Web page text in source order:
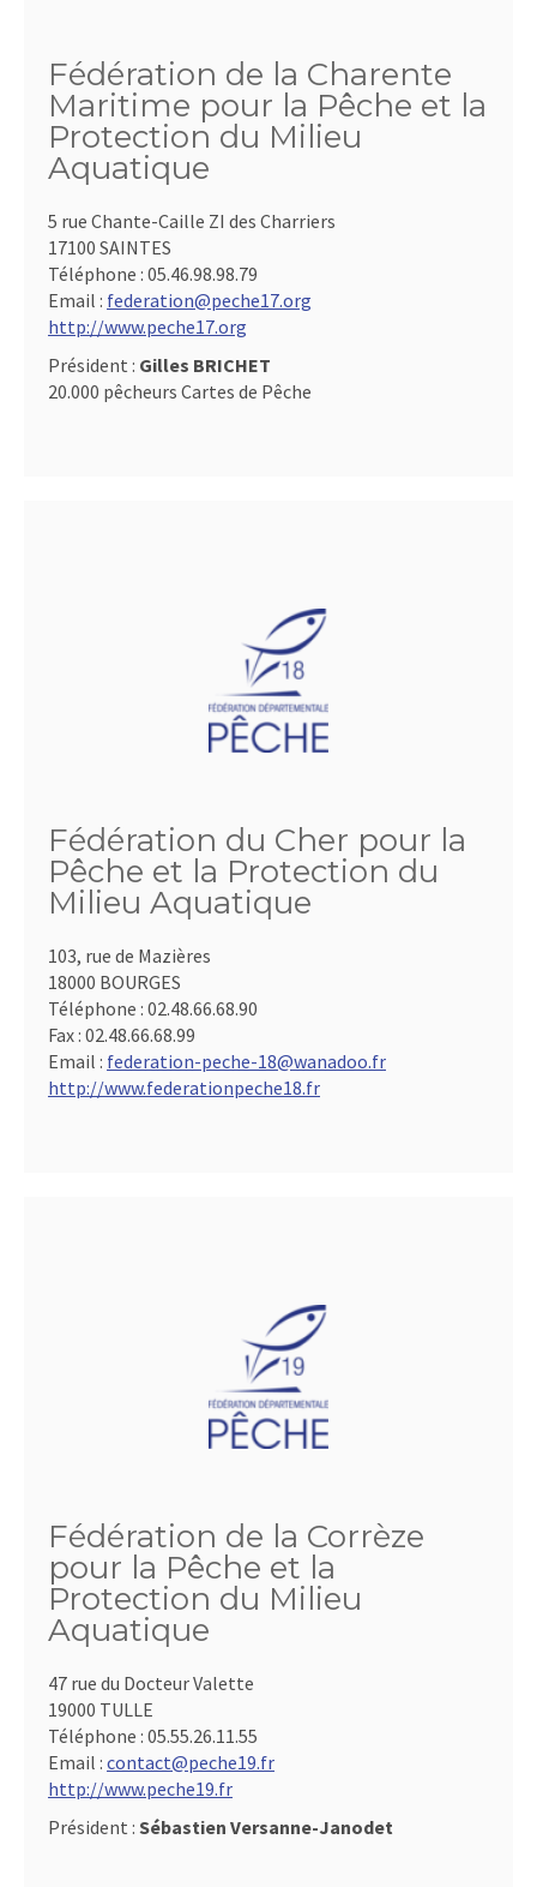
Fédération de la Charente
Maritime pour la Pêche et la
Protection du Milieu
Aquatique
5 rue Chante-Caille ZI des Charriers
17100 SAINTES
Téléphone : 05.46.98.98.79
Email : federation@peche17.org
http://www.peche17.org
Président : Gilles BRICHET
20.000 pêcheurs Cartes de Pêche
Fédération du Cher pour la
Pêche et la Protection du
Milieu Aquatique
103, rue de Mazières
18000 BOURGES
Téléphone : 02.48.66.68.90
Fax : 02.48.66.68.99
Email : federation-peche-18@wanadoo.fr
http://www.federationpeche18.fr
Fédération de la Corrèze
pour la Pêche et la
Protection du Milieu
Aquatique
47 rue du Docteur Valette
19000 TULLE
Téléphone : 05.55.26.11.55
Email : contact@peche19.fr
http://www.peche19.fr
Président : Sébastien Versanne-Janodet